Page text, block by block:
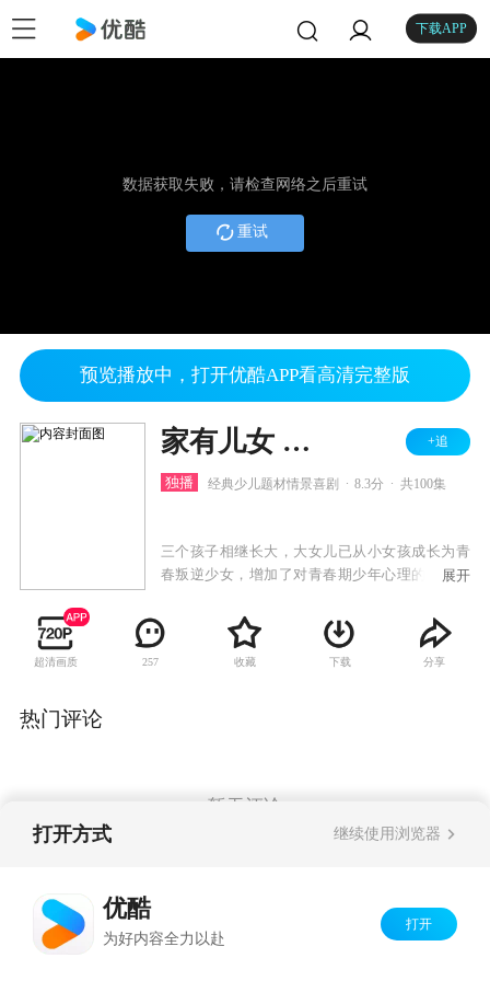
下载APP
数据获取失败，请检查网络之后重试
重试
预览播放中，打开优酷APP看高清完整版
家有儿女 第三部 +追
独播 经典少儿题材情景喜剧 8.3分 共100集
三个孩子相继长大，大女儿已从小女孩成长为青
春叛逆少女，增加了对青春期少年心理的关注。
不到，选择了复读，从而引发了一系列矛盾。原
来的乖乖女，在经历了高考落榜后，成了“问
题”少年，争着整容，忙着面试，与家里人势同水
展开
超清画质 257 收藏 下载 分享
热门评论
暂无评论
打开方式 继续使用浏览器
优酷
为好内容全力以赴
打开